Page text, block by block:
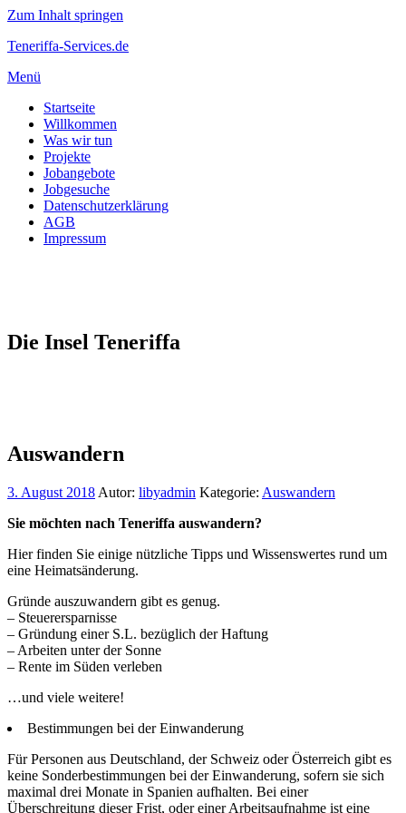
Zum Inhalt springen
Teneriffa-Services.de
Menü
Startseite
Willkommen
Was wir tun
Projekte
Jobangebote
Jobgesuche
Datenschutzerklärung
AGB
Impressum
Die Insel Teneriffa
Auswandern
3. August 2018 Autor: libyadmin Kategorie: Auswandern
Sie möchten nach Teneriffa auswandern?
Hier finden Sie einige nützliche Tipps und Wissenswertes rund um
eine Heimatsänderung.
Gründe auszuwandern gibt es genug.
– Steuerersparnisse
– Gründung einer S.L. bezüglich der Haftung
– Arbeiten unter der Sonne
– Rente im Süden verleben
…und viele weitere!
Bestimmungen bei der Einwanderung
Für Personen aus Deutschland, der Schweiz oder Österreich gibt es
keine Sonderbestimmungen bei der Einwanderung, sofern sie sich
maximal drei Monate in Spanien aufhalten. Bei einer
Überschreitung dieser Frist, oder einer Arbeitsaufnahme ist eine